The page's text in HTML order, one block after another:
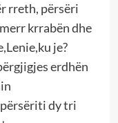
rreth, përsëri
krrabën dhe
je?
erdhën
përsëriti dy tri